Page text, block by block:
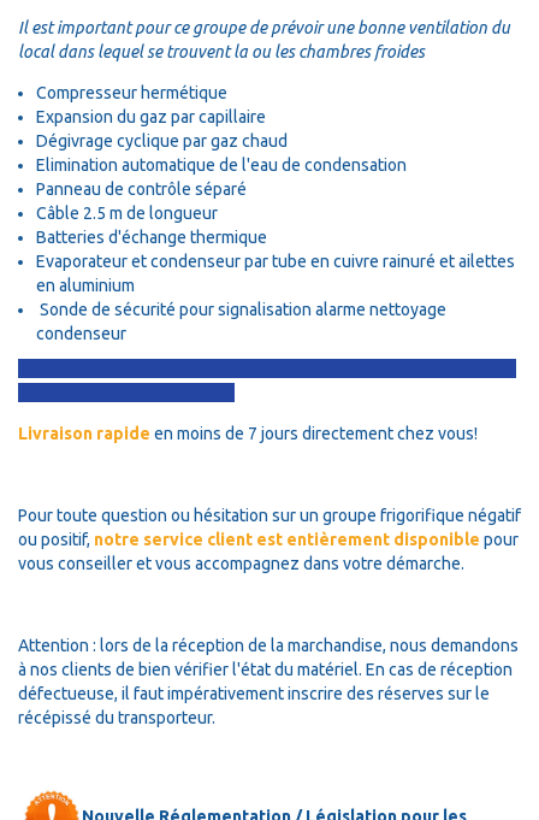
Il est important pour ce groupe de prévoir une bonne ventilation du
local dans lequel se trouvent la ou les chambres froides
Compresseur hermétique
Expansion du gaz par capillaire
Dégivrage cyclique par gaz chaud
Elimination automatique de l'eau de condensation
Panneau de contrôle séparé
Câble 2.5 m de longueur
Batteries d'échange thermique
Evaporateur et condenseur par tube en cuivre rainuré et ailettes
en aluminium
Sonde de sécurité pour signalisation alarme nettoyage
condenseur
Livraison rapide en moins de 7 jours directement chez vous!
Pour toute question ou hésitation sur un groupe frigorifique négatif
ou positif, notre service client est entièrement disponible pour
vous conseiller et vous accompagnez dans votre démarche.
Attention : lors de la réception de la marchandise, nous demandons
à nos clients de bien vérifier l'état du matériel. En cas de réception
défectueuse, il faut impérativement inscrire des réserves sur le
récépissé du transporteur.
Nouvelle Réglementation / Législation pour les